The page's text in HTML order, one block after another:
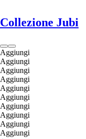
Collezione Jubi
Aggiungi
Aggiungi
Aggiungi
Aggiungi
Aggiungi
Aggiungi
Aggiungi
Aggiungi
Aggiungi
Aggiungi